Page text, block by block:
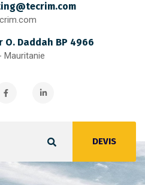
O. Daddah BP 4966
Mauritanie
DEVIS